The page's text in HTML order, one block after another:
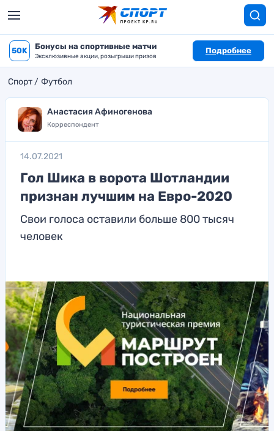
50K Бонусы на спортивные матчи
Эксклюзивные акции, розыгрыши призов
Подробнее
Спорт Футбол
Анастасия Афиногенова
Корреспондент
14.07.2021
Гол Шика в ворота Шотландии
признан лучшим на Евро-2020
Свои голоса оставили больше 800 тысяч
человек